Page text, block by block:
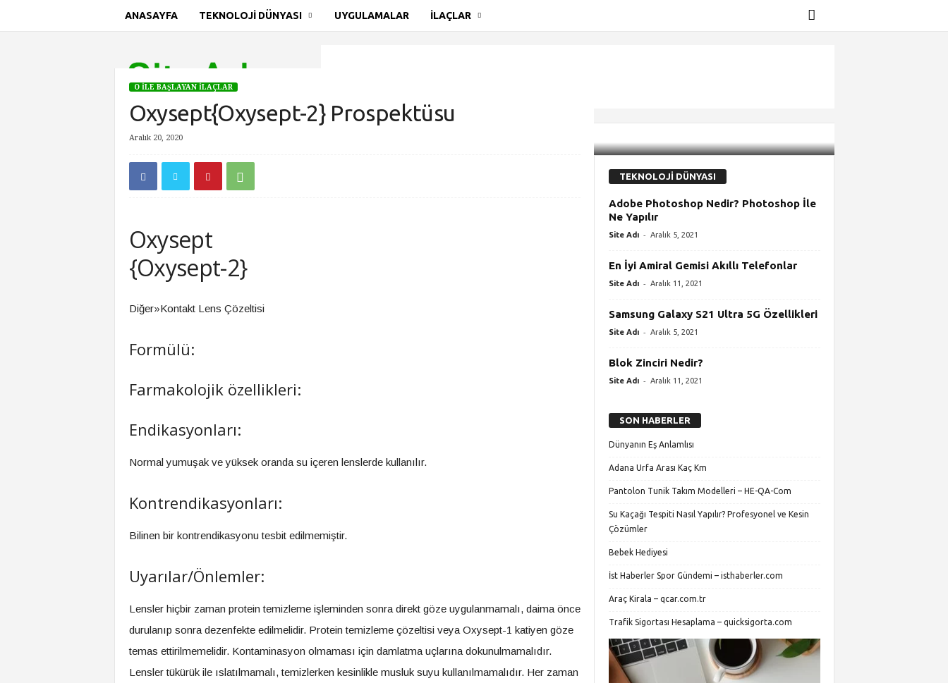
ANASAYFA TEKNOLOJI DÜNYASI UYGULAMALAR İLAÇLAR
Ana Sayfa O İle Başlayan İlaçlar
O İLE BAŞLAYAN İLAÇLAR
Oxysept{Oxysept-2} Prospektüsu
Aralık 20, 2020
Oxysept
{Oxysept-2}
Diğer»Kontakt Lens Çözeltisi
Formülü:
Farmakolojik özellikleri:
Endikasyonları:
Normal yumuşak ve yüksek oranda su içeren lenslerde kullanılır.
Kontrendikasyonları:
Bilinen bir kontrendikasyonu tesbit edilmemiştir.
Uyarılar/Önlemler:
Lensler hiçbir zaman protein temizleme işleminden sonra direkt göze uygulanmamalı, daima önce
durulanıp sonra dezenfekte edilmelidir. Protein temizleme çözeltisi veya Oxysept-1 katiyen göze
temas ettirilmemelidir. Kontaminasyon olmaması için damlatma uçlarına dokunulmamalıdır.
Lensler tükürük ile ıslatılmamalı, temizlerken kesinlikle musluk suyu kullanılmamalıdır. Her zaman
TEKNOLOJİ DÜNYASI
Adobe Photoshop Nedir? Photoshop İle
Ne Yapılır
Site Adı - Aralık 5, 2021
En İyi Amiral Gemisi Akıllı Telefonlar
Site Adı - Aralık 11, 2021
Samsung Galaxy S21 Ultra 5G Özellikleri
Site Adı - Aralık 5, 2021
Blok Zinciri Nedir?
Site Adı - Aralık 11, 2021
SON HABERLER
Dünyanın Eş Anlamlısı
Adana Urfa Arası Kaç Km
Pantolon Tunik Takım Modelleri – HE-QA-Com
Su Kaçağı Tespiti Nasıl Yapılır? Profesyonel ve Kesin
Çözümler
Bebek Hediyesi
İst Haberler Spor Gündemi – isthaberler.com
Araç Kirala – qcar.com.tr
Trafik Sigortası Hesaplama – quicksigorta.com